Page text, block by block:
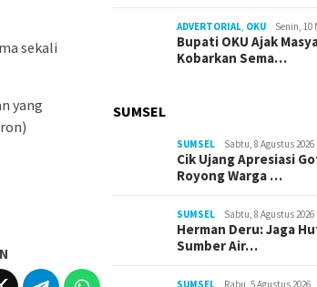
sekali
yang
ADVERTORIAL, OKU Senin, 10
Bupati OKU Ajak
Kobarkan Sema…
SUMSEL
SUMSEL Sabtu, 8 Agustus 2026
Cik Ujang Apresiasi
Royong Warga …
SUMSEL Sabtu, 8 Agustus 2026
Herman Deru: Jaga
Sumber Air…
SUMSEL Rabu, 5 Agustus 2026